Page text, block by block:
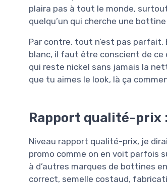
plaira pas à tout le monde,
quelqu’un qui cherche une
Par contre, tout n’est pas
blanc, il faut être conscient de ce
qui reste nickel sans jamais la
que tu aimes le look, là ça
Rapport qualité-prix
Niveau rapport qualité-prix, je
promo comme on en voit parfois
à d’autres marques de bottines
correct, semelle costaud,